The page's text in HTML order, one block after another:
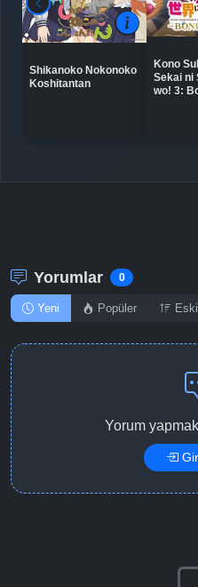
Bölüm No: 9
Bölüm No: 10
Shikanoko Nokonoko
Koshitantan
Kono
Sekai ni
wo! 3:
Yorumlar 0
Yeni Popüler Eski
Yorum